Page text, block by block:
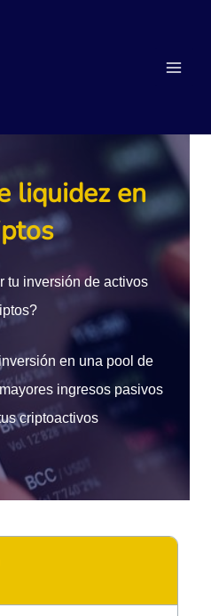
liquidez en
tu inversión de activos
en una pool de
ingresos pasivos
criptoactivos